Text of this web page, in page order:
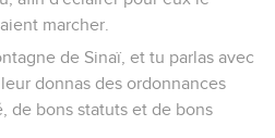
marcher.
de Sinaï, et tu parlas avec
donnas des ordonnances
de bons statuts et de bons